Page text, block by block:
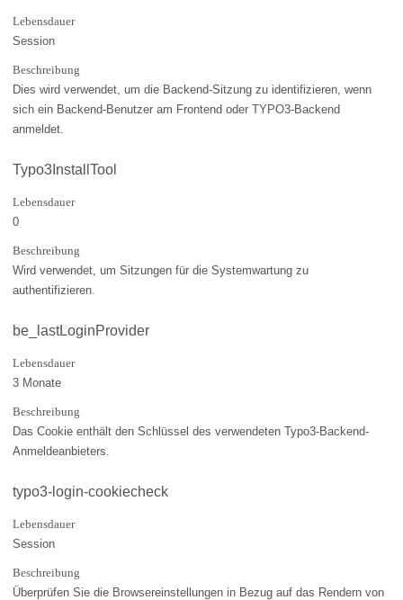
Lebensdauer
Session
Beschreibung
Dies wird verwendet, um die Backend-Sitzung zu identifizieren, wenn
sich ein Backend-Benutzer am Frontend oder TYPO3-Backend
anmeldet.
Typo3InstallTool
Lebensdauer
0
Beschreibung
Wird verwendet, um Sitzungen für die Systemwartung zu
authentifizieren.
be_lastLoginProvider
Lebensdauer
3 Monate
Beschreibung
Das Cookie enthält den Schlüssel des verwendeten Typo3-Backend-
Anmeldeanbieters.
typo3-login-cookiecheck
Lebensdauer
Session
Beschreibung
Überprüfen Sie die Browsereinstellungen in Bezug auf das Rendern von